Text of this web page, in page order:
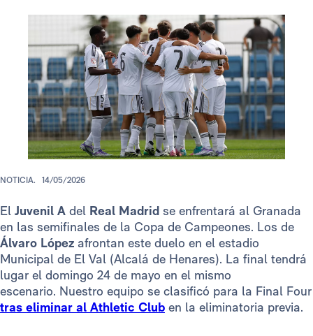
NOTICIA. 14/05/2026
El Juvenil A del Real Madrid se enfrentará al Granada
en las semifinales de la Copa de Campeones. Los de
Álvaro López afrontan este duelo en el estadio
Municipal de El Val (Alcalá de Henares). La final tendrá
lugar el domingo 24 de mayo en el mismo
escenario. Nuestro equipo se clasificó para la Final Four
tras eliminar al Athletic Club en la eliminatoria previa.